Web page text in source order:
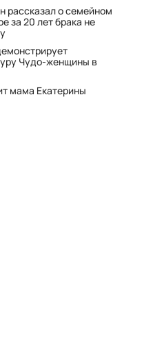
рассказал о семейном
за 20 лет брака не
Чудо-женщины в
мама Екатерины